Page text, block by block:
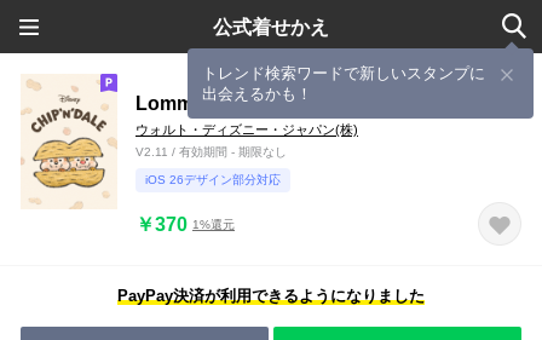
公式着せかえ
トレンド検索ワードで新しいスタンプに
出会えるかも！
Lommy画♪チップとデール
ウォルト・ディズニー・ジャパン(株)
V2.11 / 有効期間 - 期限なし
iOS 26デザイン部分対応
￥370 1%還元
PayPay決済が利用できるようになりました